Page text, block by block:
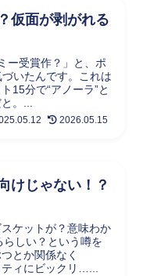
仮面が剥がれる
ー受賞作？」と、ポ
いたんです。これは
15分で“アノーラ”と
。...
2026.05.15
けじゃない！？
ケットが？意味わか
しい？という噂を
とか関係なく
ティにビックリ…...